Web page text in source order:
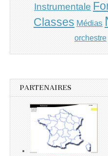
Instrumentale
Classes Médias
orchestre
PARTENAIRES